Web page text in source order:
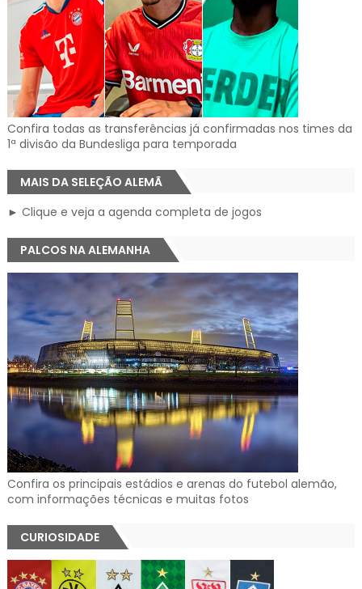
Confira todas as transferências já confirmadas nos times da
1ª divisão da Bundesliga para temporada
MAIS DA SELEÇÃO ALEMÃ
► Clique e veja a agenda completa de jogos
PALCOS NA ALEMANHA
Confira os principais estádios e arenas do futebol alemão,
com informações técnicas e muitas fotos
CURIOSIDADE